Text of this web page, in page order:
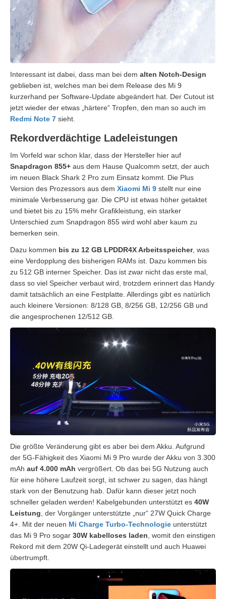
Interessant ist dabei, dass man bei dem alten Notch-Design
geblieben ist, welches man bei dem Release des Mi 9
kurzerhand per Software-Update abgeändert hat. Der Cutout ist
jetzt wieder der etwas „härtere“ Tropfen, den man so auch im
Redmi Note 7 sieht.
Rekordverdächtige Ladeleistungen
Im Vorfeld war schon klar, dass der Hersteller hier auf
Snapdragon 855+ aus dem Hause Qualcomm setzt, der auch
im neuen Black Shark 2 Pro zum Einsatz kommt. Die Plus
Version des Prozessors aus dem Xiaomi Mi 9 stellt nur eine
minimale Verbesserung gar. Die CPU ist etwas höher getaktet
und bietet bis zu 15% mehr Grafikleistung, ein starker
Unterschied zum Snapdragon 855 wird wohl aber kaum zu
bemerken sein.
Dazu kommen bis zu 12 GB LPDDR4X Arbeitsspeicher, was
eine Verdopplung des bisherigen RAMs ist. Dazu kommen bis
zu 512 GB interner Speicher. Das ist zwar nicht das erste mal,
dass so viel Speicher verbaut wird, trotzdem erinnert das Handy
damit tatsächlich an eine Festplatte. Allerdings gibt es natürlich
auch kleinere Versionen: 8/128 GB, 8/256 GB, 12/256 GB und
die angesprochenen 12/512 GB.
Die größte Veränderung gibt es aber bei dem Akku. Aufgrund
der 5G-Fähigkeit des Xiaomi Mi 9 Pro wurde der Akku von 3.300
mAh auf 4.000 mAh vergrößert. Ob das bei 5G Nutzung auch
für eine höhere Laufzeit sorgt, ist schwer zu sagen, das hängt
stark von der Benutzung hab. Dafür kann dieser jetzt noch
schneller geladen werden! Kabelgebunden unterstützt es 40W
Leistung , der Vorgänger unterstützte „nur“ 27W Quick Charge
4+. Mit der neuen Mi Charge Turbo-Technologie unterstützt
das Mi 9 Pro sogar 30W kabelloses laden , womit den einstigen
Rekord mit dem 20W Qi-Ladegerät einstellt und auch Huawei
übertrumpft.